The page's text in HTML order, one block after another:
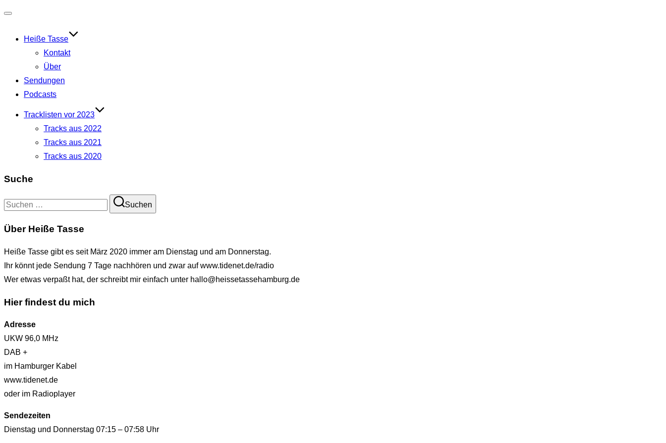
Heiße Tasse
Kontakt
Über
Sendungen
Podcasts
Tracklisten vor 2023
Tracks aus 2022
Tracks aus 2021
Tracks aus 2020
Suche
Suchen
Suchen
Über Heiße Tasse
Heiße Tasse gibt es seit März 2020 immer am Dienstag und am Donnerstag.
Ihr könnt jede Sendung 7 Tage nachhören und zwar auf www.tidenet.de/radio
Wer etwas verpaßt hat, der schreibt mir einfach unter hallo@heissetassehamburg.de
Hier findest du mich
Adresse
UKW 96,0 MHz
DAB +
im Hamburger Kabel
www.tidenet.de
oder im Radioplayer
Sendezeiten
Dienstag und Donnerstag 07:15 – 07:58 Uhr